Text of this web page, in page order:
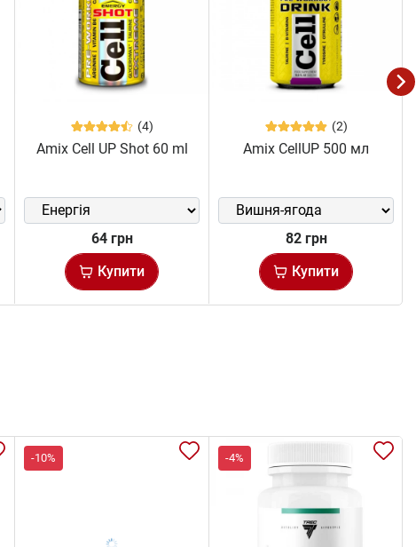
(4)
Amix Cell UP Shot 60 ml
64 грн
Купити
(2)
Amix CellUP 500 мл
82 грн
Купити
-10% -4%